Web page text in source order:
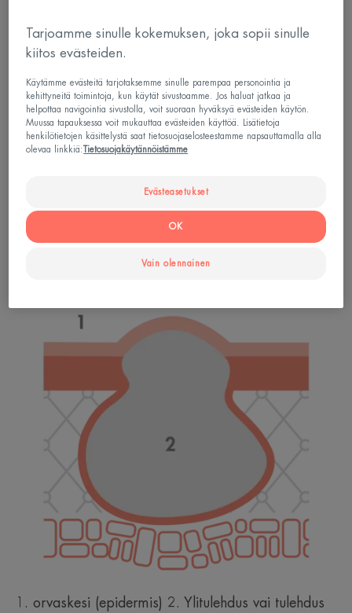
1. orvaskesi (epidermis) 2. Ylitulehdus vai tulehdus
Tarjoamme sinulle kokemuksen, joka sopii sinulle
kiitos evästeiden.
Käytämme evästeitä tarjotaksemme sinulle parempaa personointia ja
kehittyneitä toimintoja, kun käytät sivustoamme. Jos haluat jatkaa ja
helpottaa navigointia sivustolla, voit suoraan hyväksyä evästeiden käytön.
Muussa tapauksessa voit mukauttaa evästeiden käyttöä. Lisätietoja
henkilötietojen käsittelystä saat tietosuojaselosteestamme napsauttamalla alla
olevaa linkkiä:
Tietosuojakäytännöistämme
Evästeasetukset
Vain olennainen
OK